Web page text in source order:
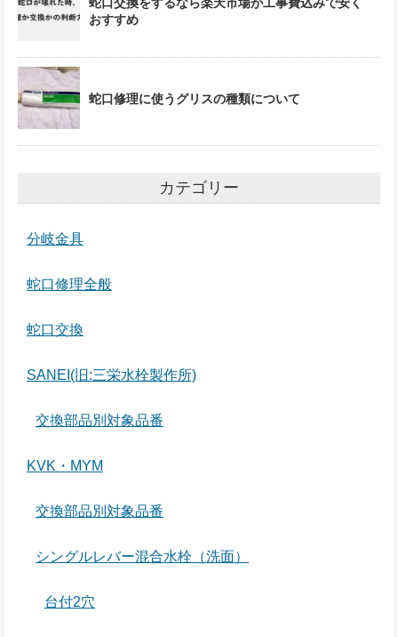
おすすめ
蛇口修理に使うグリスの種類について
カテゴリー
分岐金具
蛇口修理全般
蛇口交換
SANEI(旧:三栄水栓製作所)
交換部品別対象品番
KVK・MYM
交換部品別対象品番
シングルレバー混合水栓（洗面）
台付2穴